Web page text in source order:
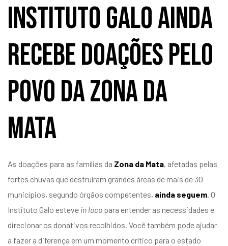
Instituto Galo ainda
recebe doações pelo
povo da Zona da
Mata
As doações para as famílias da Zona da Mata, afetadas pelas
fortes chuvas que destruíram grandes áreas de mais de 30
municípios, segundo órgãos competentes, ainda seguem. O
Instituto Galo esteve in loco para entender as necessidades e
direcionar os donativos recolhidos. Você também pode ajudar
a fazer a diferença em um momento crítico para o estado